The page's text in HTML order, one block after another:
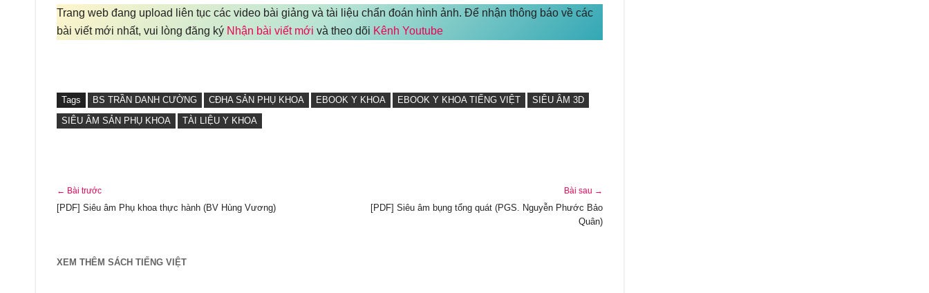
Trang web đang upload liên tục các video bài giảng và tài liệu chẩn đoán hình ảnh. Để nhận thông báo về các
bài viết mới nhất, vui lòng đăng ký Nhận bài viết mới và theo dõi Kênh Youtube
Tags BS TRẦN DANH CƯỜNG CĐHA SẢN PHỤ KHOA EBOOK Y KHOA EBOOK Y KHOA TIẾNG VIỆT
SIÊU ÂM 3D
SIÊU ÂM SẢN PHỤ KHOA
TÀI LIỆU Y KHOA
← Bài trước
[PDF] Siêu âm Phụ khoa thực hành (BV Hùng Vương)
Bài sau →
[PDF] Siêu âm bụng tổng quát (PGS. Nguyễn Phước Bảo
Quân)
XEM THÊM SÁCH TIẾNG VIỆT